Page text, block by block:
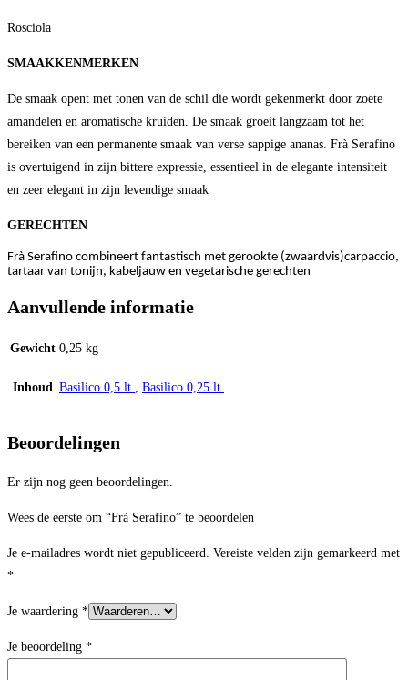
Rosciola
SMAAKKENMERKEN
De smaak opent met tonen van de schil die wordt gekenmerkt door zoete
amandelen en aromatische kruiden. De smaak groeit langzaam tot het
bereiken van een permanente smaak van verse sappige ananas. Frà Serafino
is overtuigend in zijn bittere expressie, essentieel in de elegante intensiteit
en zeer elegant in zijn levendige smaak
GERECHTEN
Frà Serafino combineert fantastisch met gerookte (zwaardvis)carpaccio,
tartaar van tonijn, kabeljauw en vegetarische gerechten
Aanvullende informatie
Gewicht 0,25 kg
Inhoud Basilico 0,5 lt., Basilico 0,25 lt.
Beoordelingen
Er zijn nog geen beoordelingen.
Wees de eerste om “Frà Serafino” te beoordelen
Je e-mailadres wordt niet gepubliceerd. Vereiste velden zijn gemarkeerd met
*
Je waardering *
Je beoordeling *